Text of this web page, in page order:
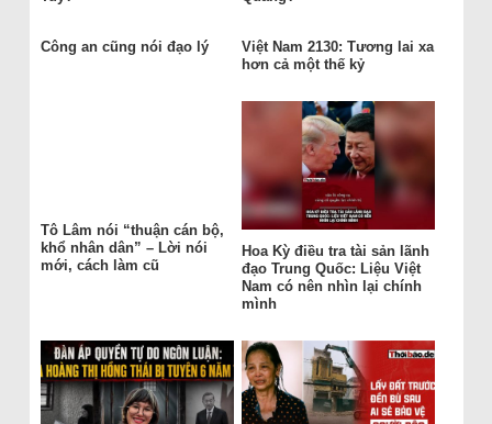
Công an cũng nói đạo lý
Việt Nam 2130: Tương lai xa
hơn cả một thế kỷ
Tô Lâm nói “thuận cán bộ,
khổ nhân dân” – Lời nói
mới, cách làm cũ
Hoa Kỳ điều tra tài sản lãnh
đạo Trung Quốc: Liệu Việt
Nam có nên nhìn lại chính
mình